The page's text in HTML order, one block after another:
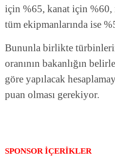
için %65, kanat için
tüm ekipmanlarında ise
Bununla birlikte
oranının bakanlığın
göre yapılacak
puan olması gerekiyor.
SPONSOR İÇERİKLER